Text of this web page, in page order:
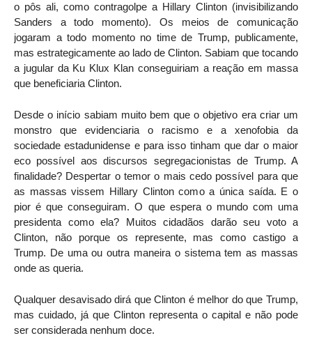
o pôs ali, como contragolpe a Hillary Clinton (invisibilizando
Sanders a todo momento). Os meios de comunicação
jogaram a todo momento no time de Trump, publicamente,
mas estrategicamente ao lado de Clinton. Sabiam que tocando
a jugular da Ku Klux Klan conseguiriam a reação em massa
que beneficiaria Clinton.
Desde o início sabiam muito bem que o objetivo era criar um
monstro que evidenciaria o racismo e a xenofobia da
sociedade estadunidense e para isso tinham que dar o maior
eco possível aos discursos segregacionistas de Trump. A
finalidade? Despertar o temor o mais cedo possível para que
as massas vissem Hillary Clinton como a única saída. E o
pior é que conseguiram. O que espera o mundo com uma
presidenta como ela? Muitos cidadãos darão seu voto a
Clinton, não porque os represente, mas como castigo a
Trump. De uma ou outra maneira o sistema tem as massas
onde as queria.
Qualquer desavisado dirá que Clinton é melhor do que Trump,
mas cuidado, já que Clinton representa o capital e não pode
ser considerada nenhum doce.